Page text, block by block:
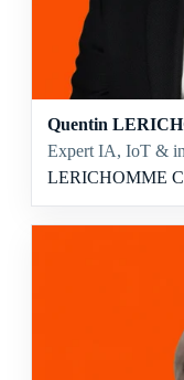
Quentin
Expert IA, IoT &
LERICHOMME